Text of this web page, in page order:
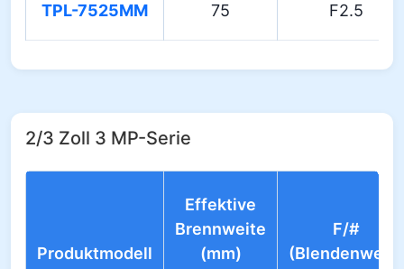
TPL-7525MM 75 F2.5
2/3 Zoll 3 MP-Serie
Produktmodell
Effektive
Brennweite
(mm)
F/#
(Blendenwert)